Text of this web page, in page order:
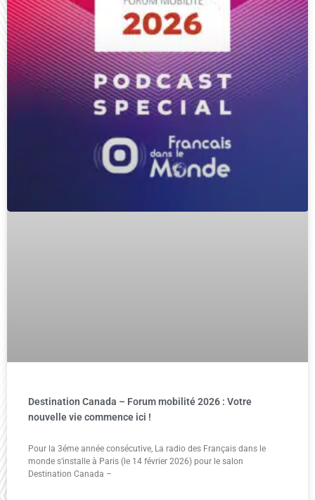
Destination Canada – Forum mobilité 2026 : Votre
nouvelle vie commence ici !
Pour la 3éme année consécutive, La radio des Français dans le
monde s’installe à Paris (le 14 février 2026) pour le salon
Destination Canada –